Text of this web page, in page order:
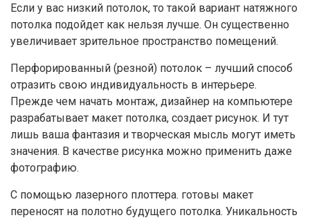
Если у вас низкий потолок, то такой вариант натяжного
потолка подойдет как нельзя лучше. Он существенно
увеличивает зрительное пространство помещений.
Перфорированный (резной) потолок – лучший способ
отразить свою индивидуальность в интерьере.
Прежде чем начать монтаж, дизайнер на компьютере
разрабатывает макет потолка, создает рисунок. И тут
лишь ваша фантазия и творческая мысль могут иметь
значения. В качестве рисунка можно применить даже
фотографию.
С помощью лазерного плоттера. готовы макет
переносят на полотно будущего потолка. Уникальность